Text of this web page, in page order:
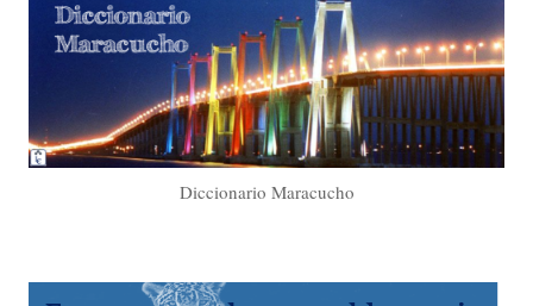
Diccionario Maracucho